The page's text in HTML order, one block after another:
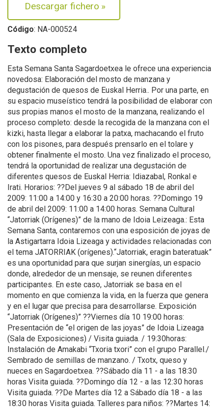
Descargar fichero »
Código: NA-000524
Texto completo
Esta Semana Santa Sagardoetxea le ofrece una experiencia
novedosa: Elaboración del mosto de manzana y
degustación de quesos de Euskal Herria.. Por una parte, en
su espacio museístico tendrá la posibilidad de elaborar con
sus propias manos el mosto de la manzana, realizando el
proceso completo: desde la recogida de la manzana con el
kizki, hasta llegar a elaborar la patxa, machacando el fruto
con los pisones, para después prensarlo en el tolare y
obtener finalmente el mosto. Una vez finalizado el proceso,
tendrá la oportunidad de realizar una degustación de
diferentes quesos de Euskal Herria: Idiazabal, Ronkal e
Irati. Horarios: ??Del jueves 9 al sábado 18 de abril del
2009: 11:00 a 14:00 y 16:30 a 20:00 horas. ??Domingo 19
de abril del 2009: 11:00 a 14:00 horas. Semana Cultural
“Jatorriak (Orígenes)” de la mano de Idoia Leizeaga.: Esta
Semana Santa, contaremos con una esposición de joyas de
la Astigartarra Idoia Lizeaga y actividades relacionadas con
el tema JATORRIAK (orígenes).“Jatorriak, eragin bateratuak”
es una oportunidad para que surjan sinergías, un espacio
donde, alrededor de un mensaje, se reunen diferentes
participantes. En este caso, Jatorriak se basa en el
momento en que comienza la vida, en la fuerza que genera
y en el lugar que precisa para desarrollarse. Exposición
“Jatorriak (Orígenes)” ??Viernes día 10 19:00 horas:
Presentación de “el origen de las joyas” de Idoia Lizeaga
(Sala de Exposiciones) / Visita guiada. / 19:30horas:
Instalación de Amakabi “Txoria txori” con el grupo Parallel./
Sembrado de semillas de manzano. / Txotx, queso y
nueces en Sagardoetxea. ??Sábado día 11 - a las 18:30
horas Visita guiada. ??Domingo día 12 - a las 12:30 horas
Visita guiada. ??De Martes día 12 a Sábado día 18 - a las
18:30 horas Visita guiada. Talleres para niños: ??Martes 14: